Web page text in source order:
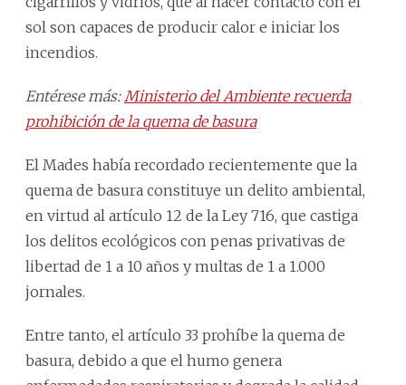
sol son capaces de producir calor e iniciar los
incendios.
Entérese más: Ministerio del Ambiente recuerda
prohibición de la quema de basura
El Mades había recordado recientemente que la
quema de basura constituye un delito ambiental,
en virtud al artículo 12 de la Ley 716, que castiga
los delitos ecológicos con penas privativas de
libertad de 1 a 10 años y multas de 1 a 1.000
jornales.
Entre tanto, el artículo 33 prohíbe la quema de
basura, debido a que el humo genera